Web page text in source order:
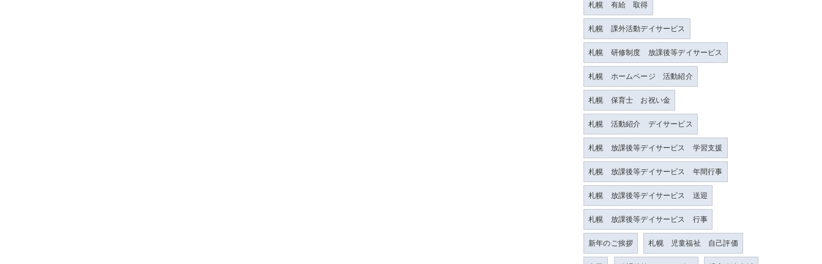
札幌 有給 取得
札幌 課外活動デイサービス
札幌 研修制度 放課後等デイサービス
札幌 ホームページ 活動紹介
札幌 保育士 お祝い金
札幌 活動紹介 デイサービス
札幌 放課後等デイサービス 学習支援
札幌 放課後等デイサービス 年間行事
札幌 放課後等デイサービス 送迎
札幌 放課後等デイサービス 行事
新年のご挨拶 札幌 児童福祉 自己評価